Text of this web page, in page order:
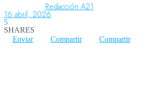
Aeroespacial
Redacción A21
16 abril, 2026
5
SHARES
Enviar
Compartir Compartir